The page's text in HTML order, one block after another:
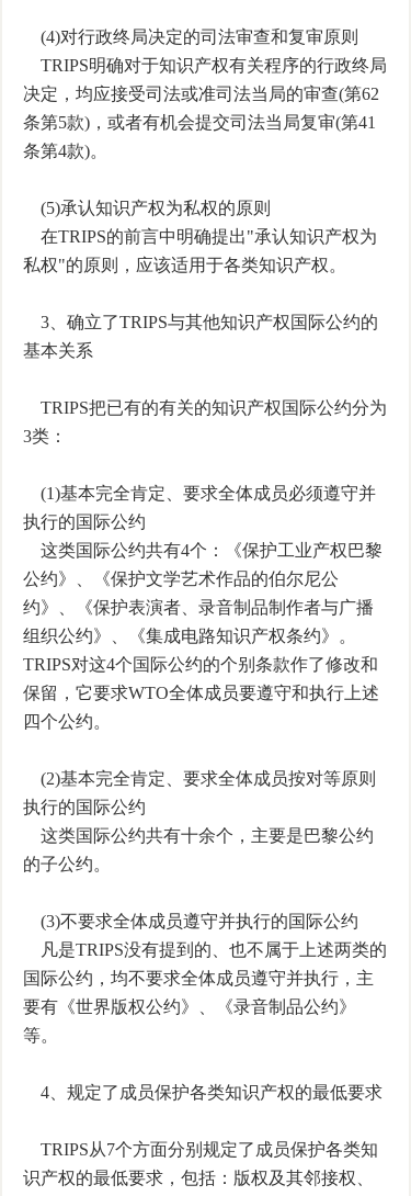
(4)对行政终局决定的司法审查和复审原则
TRIPS明确对于知识产权有关程序的行政终局
决定，均应接受司法或准司法当局的审查(第62
条第5款)，或者有机会提交司法当局复审(第41
条第4款)。
(5)承认知识产权为私权的原则
在TRIPS的前言中明确提出"承认知识产权为
私权"的原则，应该适用于各类知识产权。
3、确立了TRIPS与其他知识产权国际公约的
基本关系
TRIPS把已有的有关的知识产权国际公约分为
3类：
(1)基本完全肯定、要求全体成员必须遵守并
执行的国际公约
这类国际公约共有4个：《保护工业产权巴黎
公约》、《保护文学艺术作品的伯尔尼公
约》、《保护表演者、录音制品制作者与广播
组织公约》、《集成电路知识产权条约》。
TRIPS对这4个国际公约的个别条款作了修改和
保留，它要求WTO全体成员要遵守和执行上述
四个公约。
(2)基本完全肯定、要求全体成员按对等原则
执行的国际公约
这类国际公约共有十余个，主要是巴黎公约
的子公约。
(3)不要求全体成员遵守并执行的国际公约
凡是TRIPS没有提到的、也不属于上述两类的
国际公约，均不要求全体成员遵守并执行，主
要有《世界版权公约》、《录音制品公约》
等。
4、规定了成员保护各类知识产权的最低要求
TRIPS从7个方面分别规定了成员保护各类知
识产权的最低要求，包括：版权及其邻接权、